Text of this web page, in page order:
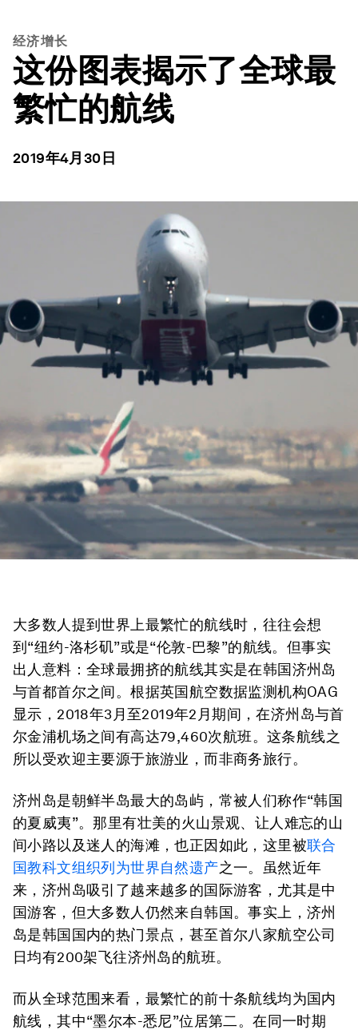
经济增长
这份图表揭示了全球最
繁忙的航线
2019年4月30日
大多数人提到世界上最繁忙的航线时，往往会想
到“纽约-洛杉矶”或是“伦敦-巴黎”的航线。但事实
出人意料：全球最拥挤的航线其实是在韩国济州岛
与首都首尔之间。根据英国航空数据监测机构OAG
显示，2018年3月至2019年2月期间，在济州岛与首
尔金浦机场之间有高达79,460次航班。这条航线之
所以受欢迎主要源于旅游业，而非商务旅行。
济州岛是朝鲜半岛最大的岛屿，常被人们称作“韩国
的夏威夷”。那里有壮美的火山景观、让人难忘的山
间小路以及迷人的海滩，也正因如此，这里被联合
国教科文组织列为世界自然遗产之一。虽然近年
来，济州岛吸引了越来越多的国际游客，尤其是中
国游客，但大多数人仍然来自韩国。事实上，济州
岛是韩国国内的热门景点，甚至首尔八家航空公司
日均有200架飞往济州岛的航班。
而从全球范围来看，最繁忙的前十条航线均为国内
航线，其中“墨尔本-悉尼”位居第二。在同一时期